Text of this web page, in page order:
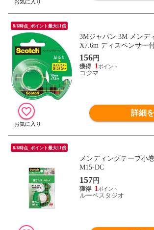
8/6時点_ポイント最大11倍
3Mジャパン 3M メンデ
X7.6m ディスペンサー付
156円
1
コジマ
詳細
8/6時点_ポイント最大11倍
メンディングテープ小
M15-DC
157 円
1
ルーペスタジオ